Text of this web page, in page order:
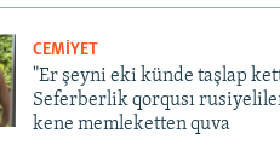
CEMİYET
"Er şeyni eki künde taşlap
Seferberlik qorqusı
kene memleketten quva